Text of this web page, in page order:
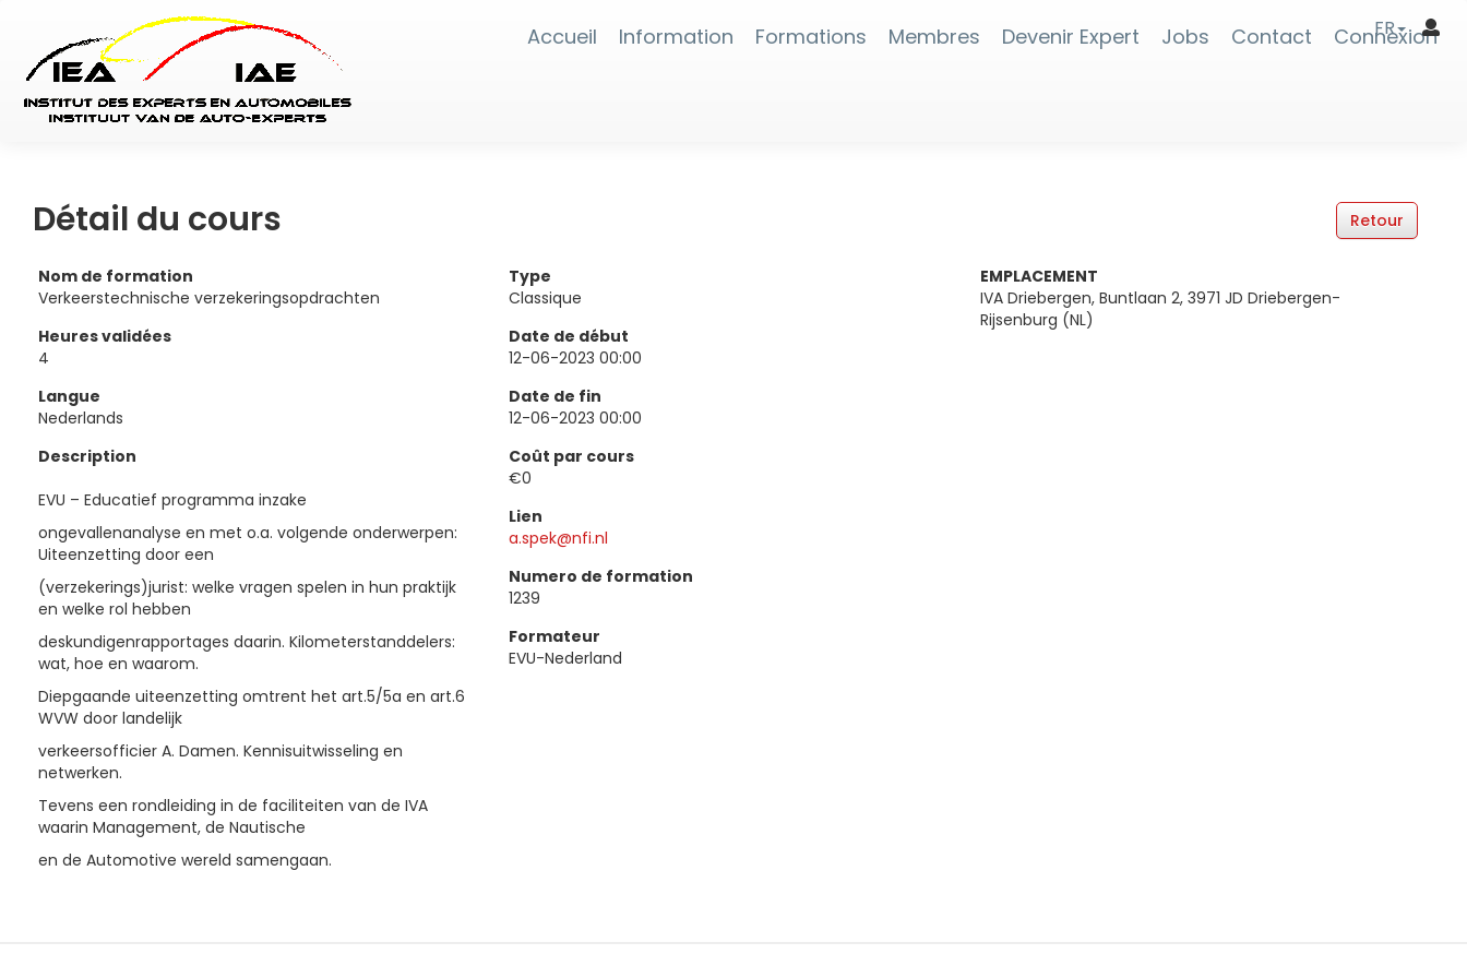
Accueil Information Formations Membres Devenir Expert Jobs Contact Connexion
FR
Détail du cours
Nom de formation
Verkeerstechnische verzekeringsopdrachten
Heures validées
4
Langue
Nederlands
Description
EVU – Educatief programma inzake
ongevallenanalyse en met o.a. volgende onderwerpen:
Uiteenzetting door een
(verzekerings)jurist: welke vragen spelen in hun praktijk
en welke rol hebben
deskundigenrapportages daarin. Kilometerstanddelers:
wat, hoe en waarom.
Diepgaande uiteenzetting omtrent het art.5/5a en art.6
WVW door landelijk
verkeersofficier A. Damen. Kennisuitwisseling en
netwerken.
Tevens een rondleiding in de faciliteiten van de IVA
waarin Management, de Nautische
en de Automotive wereld samengaan.
Type
Classique
Date de début
12-06-2023 00:00
Date de fin
12-06-2023 00:00
Coût par cours
€0
Lien
a.spek@nfi.nl
Numero de formation
1239
Formateur
EVU-Nederland
EMPLACEMENT
IVA Driebergen, Buntlaan 2, 3971 JD Driebergen-
Rijsenburg (NL)